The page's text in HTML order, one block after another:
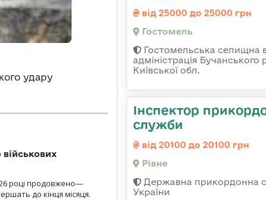
удару
році продовжено—
до кінця місяця.
від 25000 до 25000 грн
Гостомель
Гостомельська селищна
адміністрація Бучанського
Київської обл.
Інспектор
служби
від 20100 до 20100 грн
Рівне
Державна прикордонна
України